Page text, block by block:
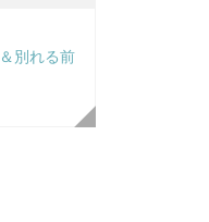
別れる前